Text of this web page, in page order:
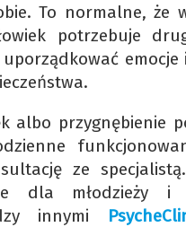
To normalne, że
potrzebuje
emocje
albo przygnębienie
ze
dla młodzieży i
innymi